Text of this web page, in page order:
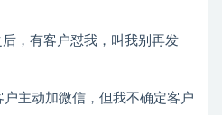
，有客户怼我，叫我别再发
主动加微信，但我不确定客户